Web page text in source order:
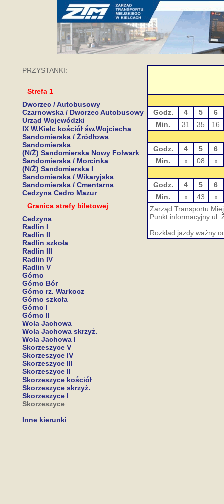
PRZYSTANKI:
Strefa 1
Dworzec / Autobusowy
Czarnowska / Dworzec Autobusowy
Urząd Wojewódzki
IX W.Kielc kościół św.Wojciecha
Sandomierska / Źródłowa
Sandomierska
(N/Ż) Sandomierska Nowy Folwark
Sandomierska / Morcinka
(N/Ż) Sandomierska I
Sandomierska / Wikaryjska
Sandomierska / Cmentarna
Cedzyna Cedro Mazur
Granica strefy biletowej
Cedzyna
Radlin I
Radlin II
Radlin szkoła
Radlin III
Radlin IV
Radlin V
Górno
Górno Bór
Górno rz. Warkocz
Górno szkoła
Górno I
Górno II
Wola Jachowa
Wola Jachowa skrzyż.
Wola Jachowa I
Skorzeszyce V
Skorzeszyce IV
Skorzeszyce III
Skorzeszyce II
Skorzeszyce kościół
Skorzeszyce skrzyż.
Skorzeszyce I
Skorzeszyce
Inne kierunki
Godz. 4 5
6
Min.
31 35 16
Godz. 4 5
6
Min.
x 08 x
Godz. 4 5
6
Min.
x 43
x
Zarząd Transportu
Punkt informacyjny ul.
Rozkład jazdy ważny